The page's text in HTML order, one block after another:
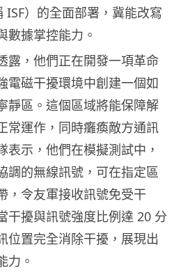
）的全面部署，冀能改寫
數據掌控能力。
露，他們正在開發一項革命
電磁干擾環境中創建一個如
靜區。這個區域將能保障解
常運作，同時癱瘓敵方通訊
表示，他們在模擬測試中，
調的無線訊號，可在指定區
，令友軍接收訊號免受干
干擾與訊號強度比例達 20 分
位置完全消除干擾，展現出
力。